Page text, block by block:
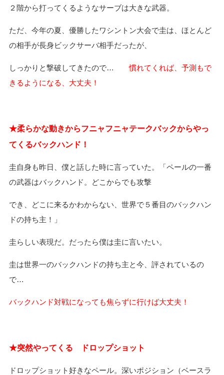
２階から打ってくるようなサーブは大きな武器。
ただ、今年の夏、優勝したワシントン大会で圭は、ほとんど
の相手が長身ビックサーバ相手だったが、
しっかりと撃破してきたので…慣れてくれば、予測もで
きるようになる、大丈夫！
★柔らかな動きからフニャフニャテークバックからやっ
てくるバックハンド！
圭自身も昨日、僕と話した時に言っていた。「ペールの一番
の武器はバックハンド。どこからでも攻撃
でき、どこに来るかわからない、世界で５番目のバックハン
ドの持ち主！」
圭らしい表現だ。だったら僕は圭に言いたい。
圭は世界一のバックハンドの持ち主と今、評されているの
で…
バックハンド対戦になっても焦らずに行けば大丈夫！
★突然やってくる ドロップショット
ドロップショット好きなペール。深いポジション（ベースラ